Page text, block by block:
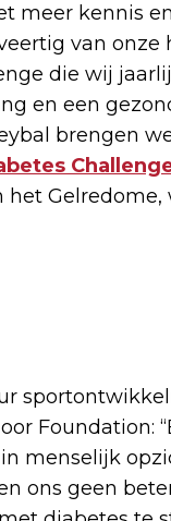
meer kennis
van
die wij
en een
brengen
Foundation:
menselijk
ons geen